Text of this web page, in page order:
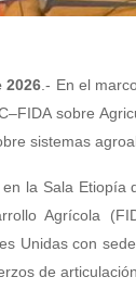
2026 .- En el
sobre
sistemas
la Sala Etiopía
Agrícola
Unidas con
de